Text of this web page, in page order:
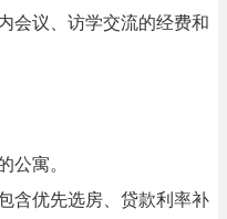
会议、访学交流的经费和
公寓。
含优先选房、贷款利率补